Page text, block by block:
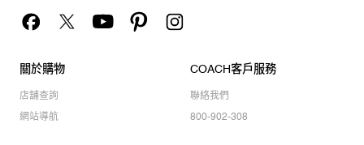
關於購物
店舖查詢
網站導航
COACH客戶服務
聯絡我們
800-902-308